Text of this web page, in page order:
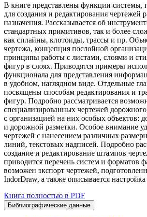
В книге представлены функции системы,
для создания и редактирования чертежей
назначения. Рассказывается об
стандартных примитивов, так и более
как сплайны, клотоиды, трассы и пр.
чертежа, концепция послойной
принципы работы с листами, слоями и
фигур в слоях. Приводятся примеры
функционала для представления
в удобном, наглядном виде. Отдельные
посвящены способам редактирования и
фигур. Подробно рассматривается
специализированных чертежей дорожного
с организацией на них особых объектов:
и дорожной разметки. Особое внимание
чертежей с нанесением различных
линий, текстовых надписей. Подробно
создание и редактирование штампов
приводится перечень систем и форматов
возможен экспорт чертежей,
IndorDraw, а также описывается
Книга полностью в PDF
Библиографические данные